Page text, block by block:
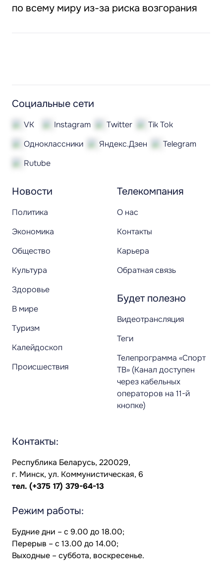
по всему миру из-за риска возгорания
Новости
Политика
Экономика
Общество
Культура
Здоровье
В мире
Туризм
Калейдоскоп
Происшествия
Телекомпания
О нас
Контакты
Карьера
Обратная связь
Будет полезно
Видеотрансляция
Теги
Телепрограмма «Спорт
ТВ» (Канал доступен
через кабельных
операторов на 11-й
кнопке)
Социальные сети
VK Instagram Twitter
Tik Tok
Одноклассники
Яндекс.Дзен
Telegram
Rutube
Контакты:
Республика Беларусь, 220029,
г. Минск, ул. Коммунистическая, 6
тел. (+375 17) 379-64-13
Режим работы:
Будние дни – с 9.00 до 18.00;
Перерыв – с 13.00 до 14.00;
Выходные – суббота, воскресенье.